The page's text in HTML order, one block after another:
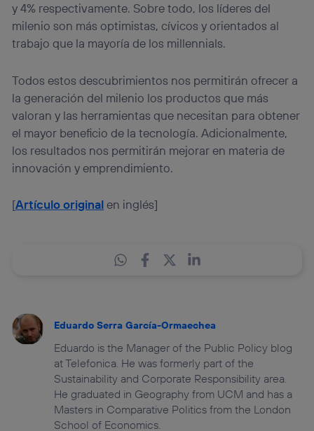
y 4% respectivamente. Sobre todo, los líderes del
milenio son más optimistas, cívicos y orientados al
trabajo que la mayoría de los millennials.
Todos estos descubrimientos nos permitirán ofrecer a
la generación del milenio los productos que más
valoran y las herramientas que necesitan para obtener
el mayor beneficio de la tecnología. Adicionalmente,
los resultados nos permitirán mejorar en materia de
innovación y emprendimiento.
[Artículo originalen inglés]
Eduardo Serra García-Ormaechea
Eduardo is the Manager of the Public Policy blog
at Telefonica. He was formerly part of the
Sustainability and Corporate Responsibility area.
He graduated in Geography from UCM and has a
Masters in Comparative Politics from the London
School of Economics.